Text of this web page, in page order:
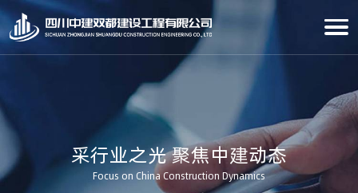
采行业之光 聚焦中建动态
Focus on China Construction Dynamics